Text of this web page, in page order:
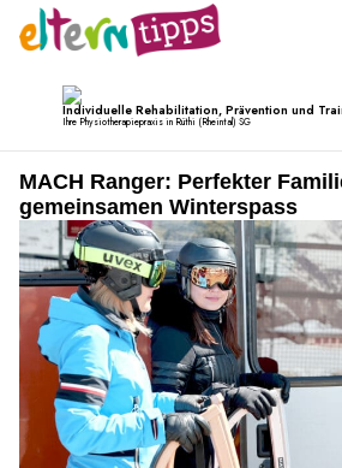
MACH Ranger: Perfekter
gemeinsamen Winterspass